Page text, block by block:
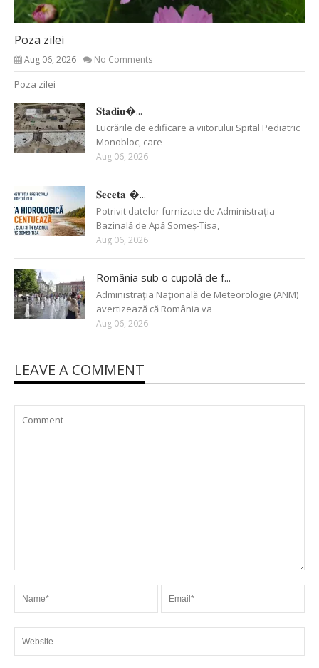
Poza zilei
Aug 06, 2026 No Comments
Poza zilei
𝐒𝐭𝐚𝐝𝐢𝐮�...
Lucrările de edificare a viitorului Spital Pediatric
Monobloc, care
Aug 06, 2026
𝐒𝐞𝐜𝐞𝐭𝐚 �...
Potrivit datelor furnizate de Administrația
Bazinală de Apă Someș-Tisa,
Aug 06, 2026
România sub o cupolă de f...
Administraţia Naţională de Meteorologie (ANM)
avertizează că România va
Aug 06, 2026
LEAVE A COMMENT